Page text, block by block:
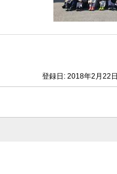
登録日: 2018年2月22日